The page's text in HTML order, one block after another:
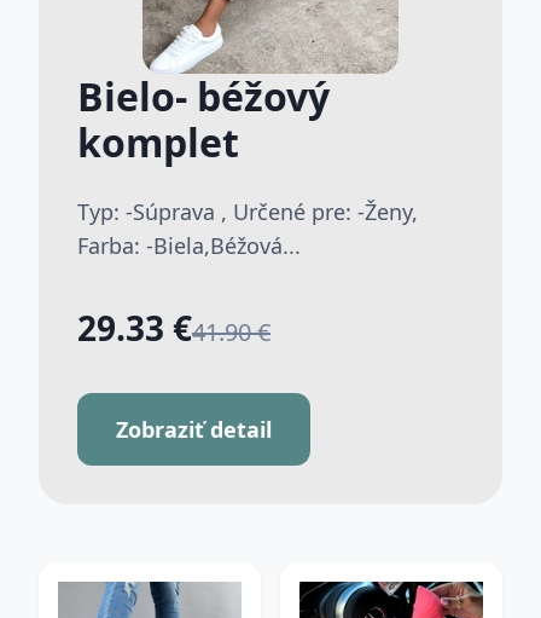
Bielo- béžový
komplet
Typ: -Súprava , Určené pre: -Ženy,
Farba: -Biela,Béžová...
29.33 €41.90 €
Zobraziť detail